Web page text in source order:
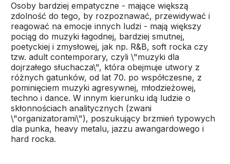
Osoby bardziej empatyczne - mające większą
zdolność do tego, by rozpoznawać, przewidywać i
reagować na emocje innych ludzi - mają większy
pociąg do muzyki łagodnej, bardziej smutnej,
poetyckiej i zmysłowej, jak np. R&B, soft rocka czy
tzw. adult contemporary, czyli \"muzyki dla
dojrzałego słuchacza\", która obejmuje utwory z
różnych gatunków, od lat 70. po współczesne, z
pominięciem muzyki agresywnej, młodzieżowej,
techno i dance. W innym kierunku idą ludzie o
skłonnościach analitycznych (zwani
\"organizatorami\"), poszukujący brzmień typowych
dla punka, heavy metalu, jazzu awangardowego i
hard rocka.